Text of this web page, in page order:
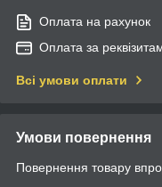
Оплата на рахунок
Оплата за
Всі умови оплати
Умови повернення
Повернення товару